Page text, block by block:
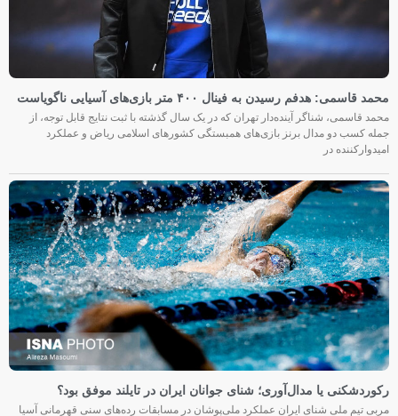
محمد قاسمی: هدفم رسیدن به فینال ۴۰۰ متر بازی‌های آسیایی ناگویاست
محمد قاسمی، شناگر آینده‌دار تهران که در یک سال گذشته با ثبت نتایج قابل توجه، از
جمله کسب دو مدال برنز بازی‌های همبستگی کشورهای اسلامی ریاض و عملکرد
امیدوارکننده در
رکوردشکنی یا مدال‌آوری؛ شنای جوانان ایران در تایلند موفق بود؟
مربی تیم ملی شنای ایران عملکرد ملی‌پوشان در مسابقات رده‌های سنی قهرمانی آسیا